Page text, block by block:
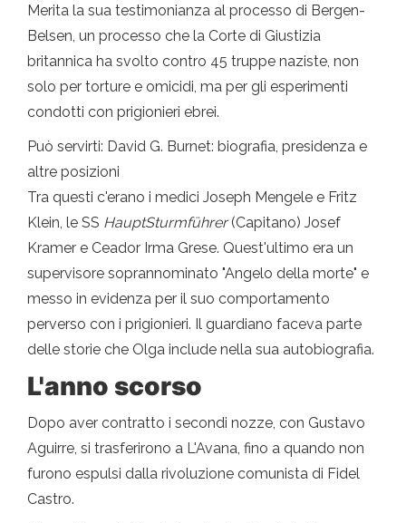
Merita la sua testimonianza al processo di Bergen-
Belsen, un processo che la Corte di Giustizia
britannica ha svolto contro 45 truppe naziste, non
solo per torture e omicidi, ma per gli esperimenti
condotti con prigionieri ebrei.
Può servirti: David G. Burnet: biografia, presidenza e
altre posizioni
Tra questi c'erano i medici Joseph Mengele e Fritz
Klein, le SS HauptSturmführer(Capitano) Josef
Kramer e Ceador Irma Grese. Quest'ultimo era un
supervisore soprannominato "Angelo della morte" e
messo in evidenza per il suo comportamento
perverso con i prigionieri. Il guardiano faceva parte
delle storie che Olga include nella sua autobiografia.
L'anno scorso
Dopo aver contratto i secondi nozze, con Gustavo
Aguirre, si trasferirono a L'Avana, fino a quando non
furono espulsi dalla rivoluzione comunista di Fidel
Castro.